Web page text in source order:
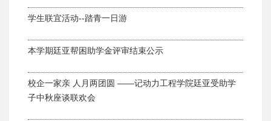
学生联宜活动--踏青一日游
本学期廷亚帮困助学金评审结束公示
校企一家亲 人月两团圆 ――记动力工程学院廷亚受助学
子中秋座谈联欢会